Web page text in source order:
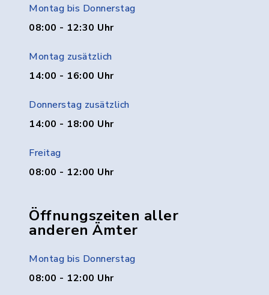
Montag bis Donnerstag
08:00 - 12:30 Uhr
Montag zusätzlich
14:00 - 16:00 Uhr
Donnerstag zusätzlich
14:00 - 18:00 Uhr
Freitag
08:00 - 12:00 Uhr
Öffnungszeiten aller
anderen Ämter
Montag bis Donnerstag
08:00 - 12:00 Uhr